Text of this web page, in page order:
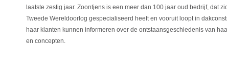
laatste zestig jaar. Zoontjens is een meer dan 100 jaar oud bedrijf, dat
Tweede Wereldoorlog gespecialiseerd heeft en vooruit loopt in
haar klanten kunnen informeren over de ontstaansgeschiedenis van
en concepten.